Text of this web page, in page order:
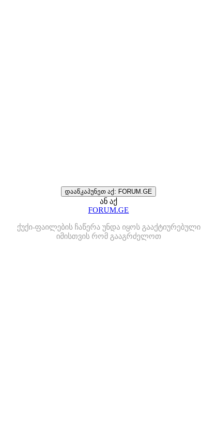
დააწკაპუნეთ აქ: FORUM.GE
ან აქ
FORUM.GE
ქუქი-ფაილების ჩაწერა უნდა იყოს გააქტიურებული
იმისთვის რომ გააგრძელოთ